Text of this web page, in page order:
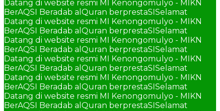
Datang di website resmi MI Kenongomulyo - MIKN
BerAQSI Beradab alQuran berprestaSISelamat
Datang di website resmi MI Kenongomulyo - MIKN
BerAQSI Beradab alQuran berprestaSISelamat
Datang di website resmi MI Kenongomulyo - MIKN
BerAQSI Beradab alQuran berprestaSISelamat
Datang di website resmi MI Kenongomulyo - MIKN
BerAQSI Beradab alQuran berprestaSISelamat
Datang di website resmi MI Kenongomulyo - MIKN
BerAQSI Beradab alQuran berprestaSISelamat
Datang di website resmi MI Kenongomulyo - MIKN
BerAQSI Beradab alQuran berprestaSISelamat